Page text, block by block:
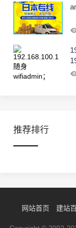
推荐排行
网站首页 建站